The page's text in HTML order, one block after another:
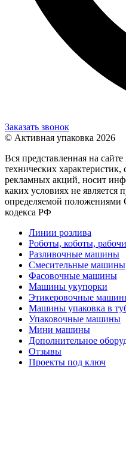
Заказать звонок
© Активная упаковка 2026
Вся представленная на
технических
рекламных акций, носит
каких условиях не является
определяемой положениями
кодекса РФ
Линии розлива
Роботы, коботы,
Разливочные машины
Смесительные машины
Фасовочные машины
Машины укупорки
Этикеровочные
Машины упаковка в
Упаковочные машины
Мини машины
Дополнительное
Отзывы
Проекты под ключ